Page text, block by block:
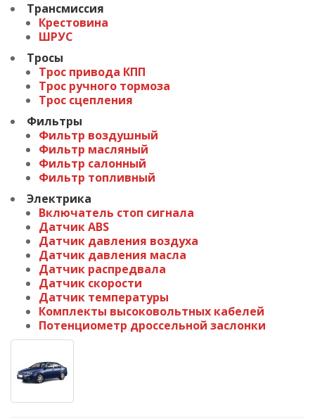
Трансмиссия
Крестовина
ШРУС
Тросы
Трос привода КПП
Трос ручного тормоза
Трос сцепления
Фильтры
Фильтр воздушный
Фильтр масляный
Фильтр салонный
Фильтр топливный
Электрика
Включатель стоп сигнала
Датчик ABS
Датчик давления воздуха
Датчик давления масла
Датчик распредвала
Датчик скорости
Датчик температуры
Комплекты высоковольтных кабелей
Потенциометр дроссельной заслонки